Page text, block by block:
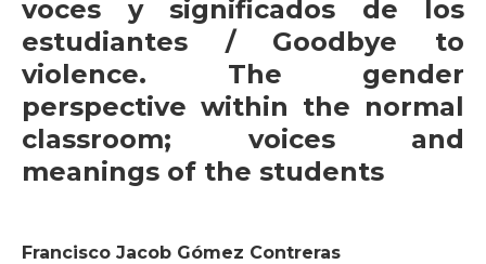
voces y significados de los
estudiantes / Goodbye to
violence. The gender
perspective within the normal
classroom; voices and
meanings of the students
Francisco Jacob Gómez Contreras